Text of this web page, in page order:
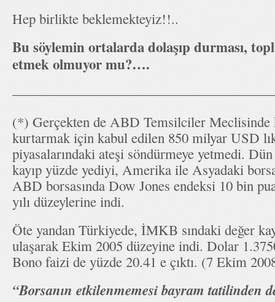
Hep birlikte beklemekteyiz!!..
Bu söylemin ortalarda dolaşıp durması,
etmek olmuyor mu?….
(*) Gerçekten de ABD Temsilciler Meclisinde
kurtarmak için kabul edilen 850 milyar USD
piyasalarındaki ateşi söndürmeye yetmedi.
kayıp yüzde yediyi, Amerika ile Asyadaki
ABD borsasında Dow Jones endeksi 10 bin
yılı düzeylerine indi.
Öte yandan Türkiyede, İMKB sındaki değer
ulaşarak Ekim 2005 düzeyine indi. Dolar
Bono faizi de yüzde 20.41 e çıktı. (7 Ekim
“Borsanın etkilenmemesi bayram tatilinden